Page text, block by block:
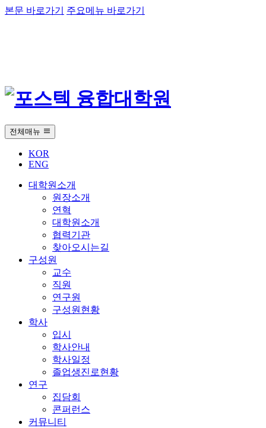
본문 바로가기 주요메뉴 바로가기
전체매뉴
KOR
ENG
대학원소개
원장소개
연혁
대학원소개
협력기관
찾아오시는길
구성원
교수
직원
연구원
구성원현황
학사
입시
학사안내
학사일정
졸업생진로현황
연구
집담회
콘퍼런스
커뮤니티